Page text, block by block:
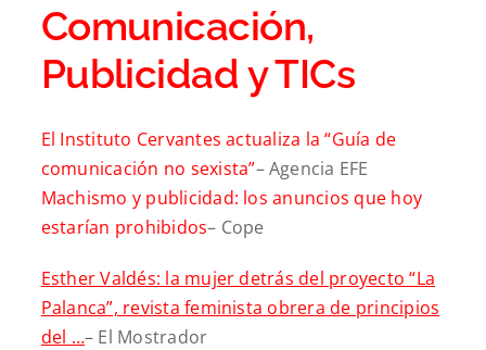
Comunicación,
Publicidad y TICs
El Instituto Cervantes actualiza la “Guía de
comunicación no sexista”– Agencia EFE
Machismo y publicidad: los anuncios que hoy
estarían prohibidos– Cope
Esther Valdés: la mujer detrás del proyecto “La
Palanca”, revista feminista obrera de principios
del …– El Mostrador